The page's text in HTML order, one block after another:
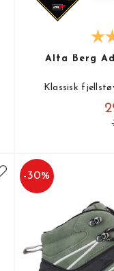
Alfa Berg
Klassisk
-30%